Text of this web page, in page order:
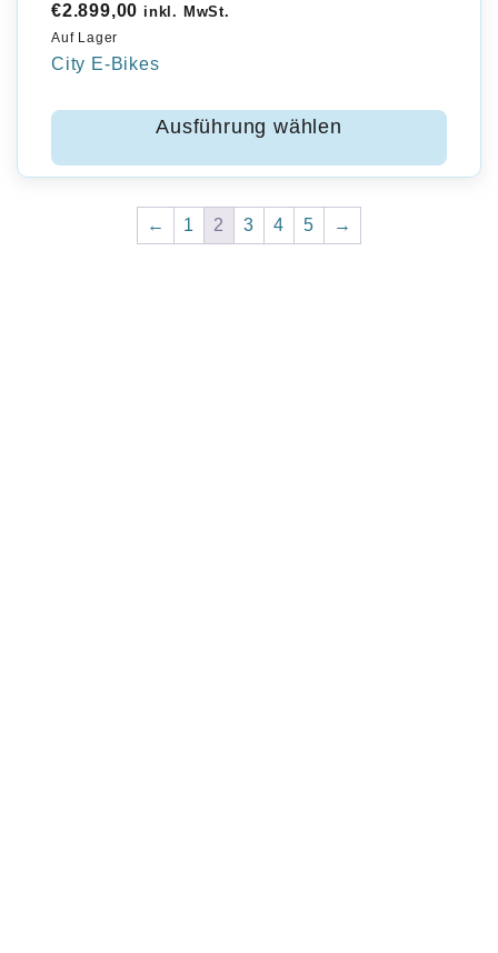
€2.899,00 inkl. MwSt.
Auf Lager
City E-Bikes
Ausführung wählen
← 1 2 3 4 5 →